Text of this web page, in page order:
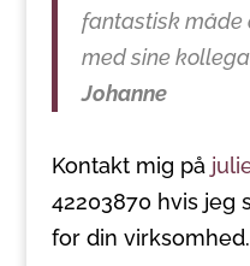
fantastisk
med sine
Johanne
Kontakt mig på
42203870 hvis jeg
for din virksomhed.